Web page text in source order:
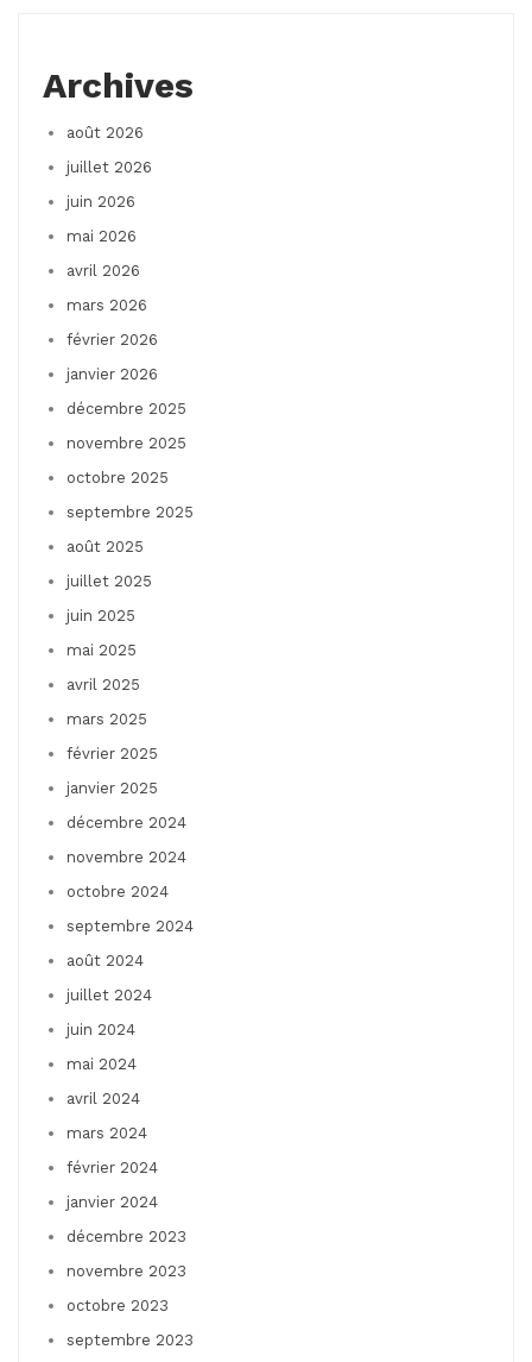
Archives
août 2026
juillet 2026
juin 2026
mai 2026
avril 2026
mars 2026
février 2026
janvier 2026
décembre 2025
novembre 2025
octobre 2025
septembre 2025
août 2025
juillet 2025
juin 2025
mai 2025
avril 2025
mars 2025
février 2025
janvier 2025
décembre 2024
novembre 2024
octobre 2024
septembre 2024
août 2024
juillet 2024
juin 2024
mai 2024
avril 2024
mars 2024
février 2024
janvier 2024
décembre 2023
novembre 2023
octobre 2023
septembre 2023